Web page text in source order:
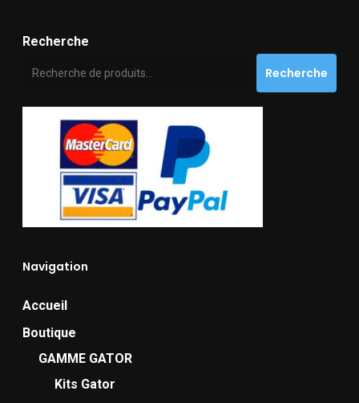
Recherche
Recherche
Navigation
Accueil
Boutique
GAMME GATOR
Kits Gator